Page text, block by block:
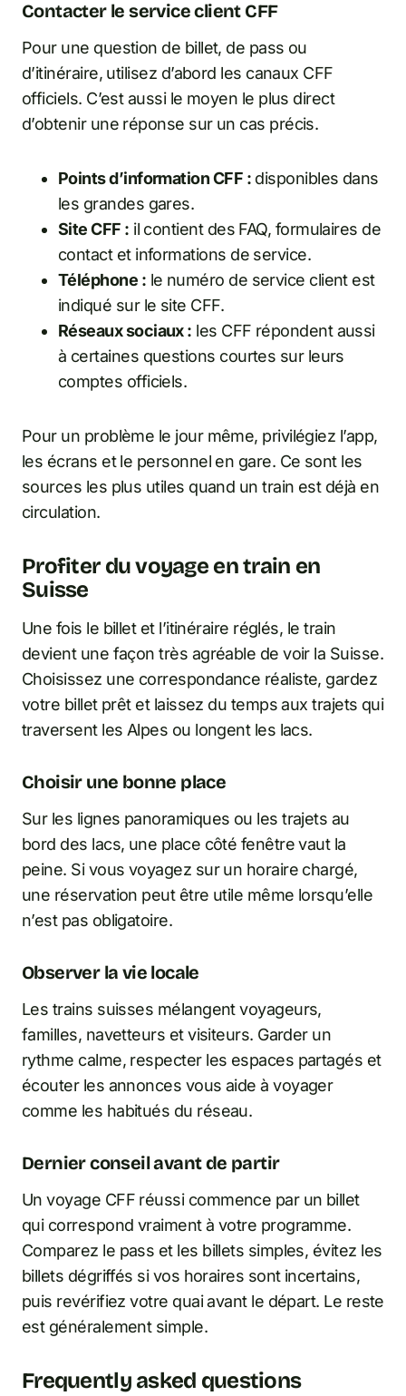
Contacter le service client CFF
Pour une question de billet, de pass ou
d’itinéraire, utilisez d’abord les canaux CFF
officiels. C’est aussi le moyen le plus direct
d’obtenir une réponse sur un cas précis.
Points d’information CFF :disponibles dans
les grandes gares.
Site CFF : il contient des FAQ, formulaires de
contact et informations de service.
Téléphone : le numéro de service client est
indiqué sur le site CFF.
Réseaux sociaux : les CFF répondent aussi
à certaines questions courtes sur leurs
comptes officiels.
Pour un problème le jour même, privilégiez l’app,
les écrans et le personnel en gare. Ce sont les
sources les plus utiles quand un train est déjà en
circulation.
Profiter du voyage en train en
Suisse
Une fois le billet et l’itinéraire réglés, le train
devient une façon très agréable de voir la Suisse.
Choisissez une correspondance réaliste, gardez
votre billet prêt et laissez du temps aux trajets qui
traversent les Alpes ou longent les lacs.
Choisir une bonne place
Sur les lignes panoramiques ou les trajets au
bord des lacs, une place côté fenêtre vaut la
peine. Si vous voyagez sur un horaire chargé,
une réservation peut être utile même lorsqu’elle
n’est pas obligatoire.
Observer la vie locale
Les trains suisses mélangent voyageurs,
familles, navetteurs et visiteurs. Garder un
rythme calme, respecter les espaces partagés et
écouter les annonces vous aide à voyager
comme les habitués du réseau.
Dernier conseil avant de partir
Un voyage CFF réussi commence par un billet
qui correspond vraiment à votre programme.
Comparez le pass et les billets simples, évitez les
billets dégriffés si vos horaires sont incertains,
puis revérifiez votre quai avant le départ. Le reste
est généralement simple.
Frequently asked questions